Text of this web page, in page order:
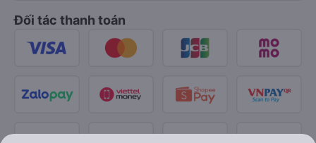
Đối tác thanh toán